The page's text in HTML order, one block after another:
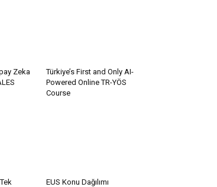
Zeka
Türkiye’s First and Only AI-
Powered Online TR-YÖS
Course
EUS Konu Dağılımı